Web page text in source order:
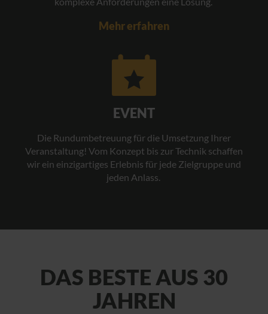
Mehr erfahren
EVENT
Die Rundumbetreuung für die Umsetzung Ihrer
Veranstaltung! Vom Konzept bis zur Technik schaffen
wir ein einzigartiges Erlebnis für jede Zielgruppe und
jeden Anlass.
DAS BESTE AUS 30
JAHREN